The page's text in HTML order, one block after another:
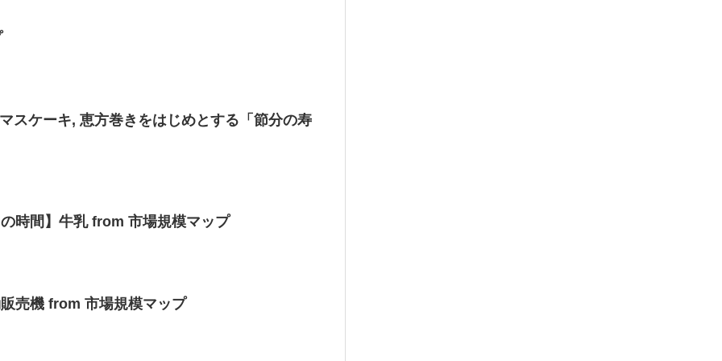
スケーキ, 恵方巻きをはじめとする「節分の寿
時間】牛乳 from 市場規模マップ
売機 from 市場規模マップ